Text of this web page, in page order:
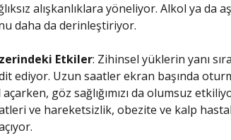
alışkanlıklara yöneliyor. Alkol ya da
daha da derinleştiriyor.
Etkiler: Zihinsel yüklerin yanı
ediyor. Uzun saatler ekran başında
göz sağlığımızı da olumsuz
ve hareketsizlik, obezite ve kalp